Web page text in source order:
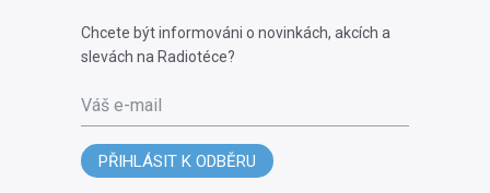
Chcete být informováni o novinkách, akcích a
slevách na Radiotéce?
Váš e-mail
PŘIHLÁSIT K ODBĚRU